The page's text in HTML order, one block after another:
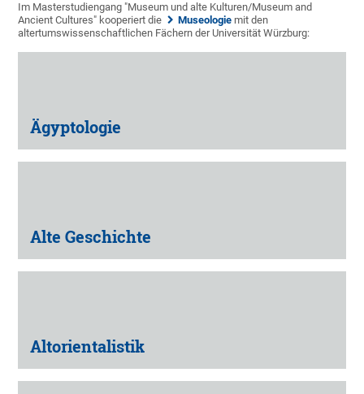
Im Masterstudiengang "Museum und alte Kulturen/Museum and
Ancient Cultures" kooperiert die
Museologie mit den
altertumswissenschaftlichen Fächern der Universität Würzburg:
Ägyptologie
Alte Geschichte
Altorientalistik